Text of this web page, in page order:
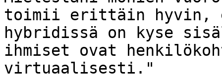
toimii erittäin hyvin,
hybridissä on kyse
ihmiset ovat
virtuaalisesti."